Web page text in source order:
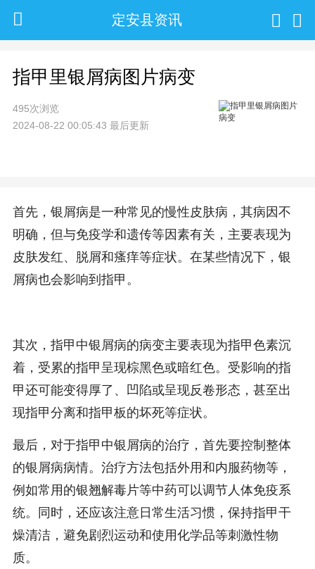
定安县资讯
指甲里银屑病图片病变
495次浏览
2024-08-22 00:05:43 最后更新
首先，银屑病是一种常见的慢性皮肤病，其病因不
明确，但与免疫学和遗传等因素有关，主要表现为
皮肤发红、脱屑和瘙痒等症状。在某些情况下，银
屑病也会影响到指甲。
其次，指甲中银屑病的病变主要表现为指甲色素沉
着，受累的指甲呈现棕黑色或暗红色。受影响的指
甲还可能变得厚了、凹陷或呈现反卷形态，甚至出
现指甲分离和指甲板的坏死等症状。
最后，对于指甲中银屑病的治疗，首先要控制整体
的银屑病病情。治疗方法包括外用和内服药物等，
例如常用的银翘解毒片等中药可以调节人体免疫系
统。同时，还应该注意日常生活习惯，保持指甲干
燥清洁，避免剧烈运动和使用化学品等刺激性物
质。